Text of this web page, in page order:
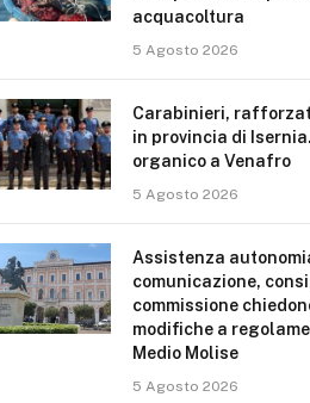
acquacoltura
5 Agosto 2026
Carabinieri,
in provincia di
organico a Venafro
5 Agosto 2026
Assistenza
comunicazione,
commissione
modifiche a
Medio Molise
5 Agosto 2026